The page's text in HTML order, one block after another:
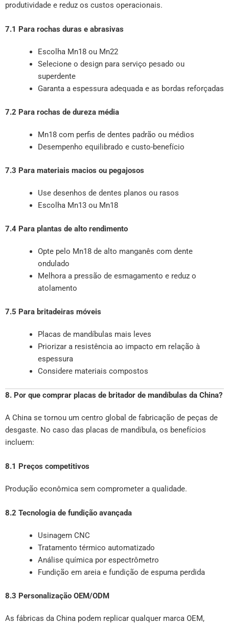
produtividade e reduz os custos operacionais.
7.1 Para rochas duras e abrasivas
Escolha Mn18 ou Mn22
Selecione o design para serviço pesado ou
superdente
Garanta a espessura adequada e as bordas reforçadas
7.2 Para rochas de dureza média
Mn18 com perfis de dentes padrão ou médios
Desempenho equilibrado e custo-benefício
7.3 Para materiais macios ou pegajosos
Use desenhos de dentes planos ou rasos
Escolha Mn13 ou Mn18
7.4 Para plantas de alto rendimento
Opte pelo Mn18 de alto manganês com dente
ondulado
Melhora a pressão de esmagamento e reduz o
atolamento
7.5 Para britadeiras móveis
Placas de mandíbulas mais leves
Priorizar a resistência ao impacto em relação à
espessura
Considere materiais compostos
8. Por que comprar placas de britador de mandíbulas da China?
A China se tornou um centro global de fabricação de peças de
desgaste. No caso das placas de mandíbula, os benefícios
incluem:
8.1 Preços competitivos
Produção econômica sem comprometer a qualidade.
8.2 Tecnologia de fundição avançada
Usinagem CNC
Tratamento térmico automatizado
Análise química por espectrômetro
Fundição em areia e fundição de espuma perdida
8.3 Personalização OEM/ODM
As fábricas da China podem replicar qualquer marca OEM,